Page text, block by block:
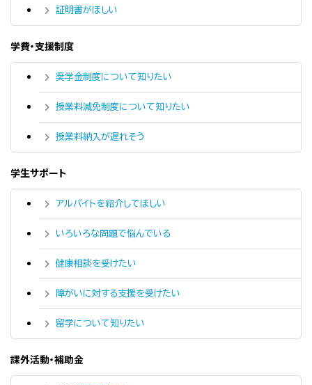
証明書がほしい
学費・支援制度
奨学金制度について知りたい
授業料減免制度について知りたい
授業料納入が遅れそう
学生サポート
アルバイトを紹介してほしい
いろいろな問題で悩んでいる
健康相談を受けたい
障がいに対する支援を受けたい
留学について知りたい
課外活動・補助金